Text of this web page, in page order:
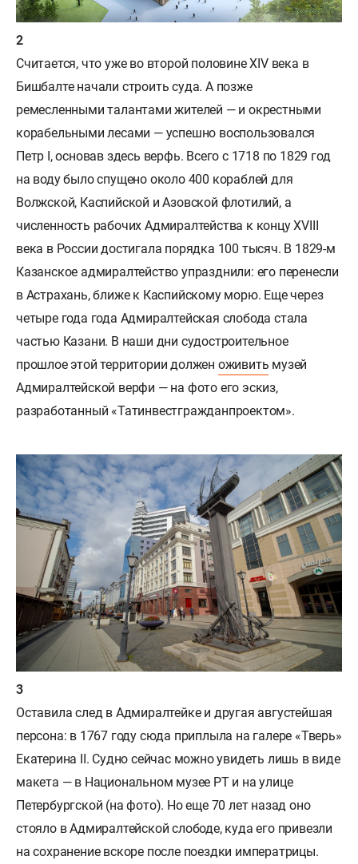
Считается, что уже во второй половине XIV века в
Бишбалте начали строить суда. А позже
ремесленными талантами жителей — и окрестными
корабельными лесами — успешно воспользовался
Петр I, основав здесь верфь. Всего с 1718 по 1829 год
на воду было спущено около 400 кораблей для
Волжской, Каспийской и Азовской флотилий, а
численность рабочих Адмиралтейства к концу XVIII
века в России достигала порядка 100 тысяч. В 1829-м
Казанское адмиралтейство упразднили: его перенесли
в Астрахань, ближе к Каспийскому морю. Еще через
четыре года года Адмиралтейская слобода стала
частью Казани. В наши дни судостроительное
прошлое этой территории должен оживить музей
Адмиралтейской верфи — на фото его эскиз,
разработанный «Татинвестгражданпроектом».
Оставила след в Адмиралтейке и другая августейшая
персона: в 1767 году сюда приплыла на галере «Тверь»
Екатерина II. Судно сейчас можно увидеть лишь в виде
макета — в Национальном музее РТ и на улице
Петербургской (на фото). Но еще 70 лет назад оно
стояло в Адмиралтейской слободе, куда его привезли
на сохранение вскоре после поездки императрицы.